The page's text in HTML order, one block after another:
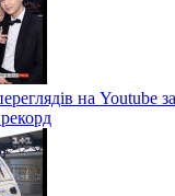
на Youtube